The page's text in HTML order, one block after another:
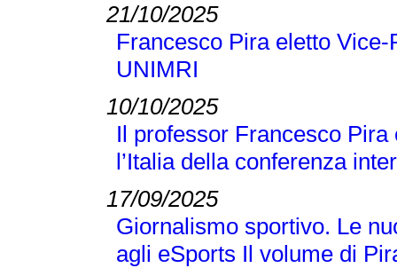
21/10/2025
Francesco Pira eletto
UNIMRI
10/10/2025
Il professor Francesco
l’Italia della conferenza
17/09/2025
Giornalismo sportivo. Le
agli eSports Il volume di